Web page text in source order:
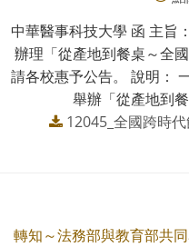
中華醫事科技大學 函 主旨
辦理「從產地到餐桌～全
請各校惠予公告。 說明：
舉辦「從產地到
12045_全國跨時
轉知～法務部與教育部共